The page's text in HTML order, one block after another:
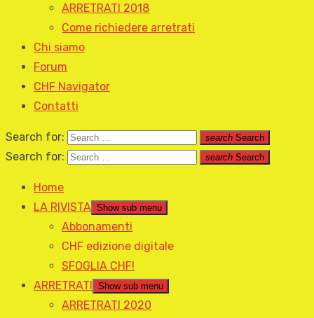
ARRETRATI 2018
Come richiedere arretrati
Chi siamo
Forum
CHF Navigator
Contatti
Search for: search Search
Search for: search Search
Home
LA RIVISTA Show sub menu
Abbonamenti
CHF edizione digitale
SFOGLIA CHF!
ARRETRATI
Show sub menu
ARRETRATI 2020